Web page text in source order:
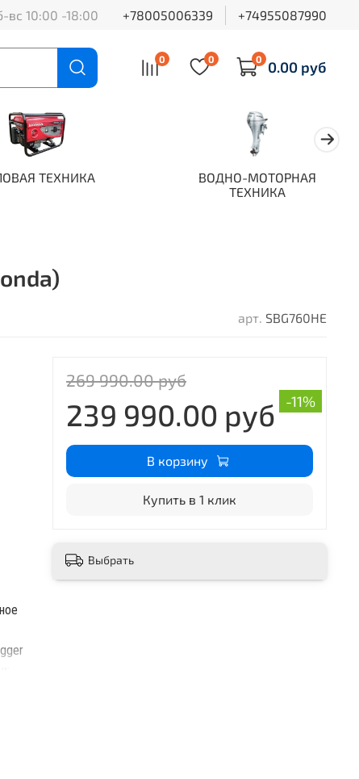
вс 10:00 -18:00 +78005006339 +74955087990
0 0 0 0.00 руб
ТЕХНИКА
ВОДНО-МОТОРНАЯ
ТЕХНИКА
арт. SBG760HE
269 990.00 руб
239 990.00 руб -11%
В корзину
Купить в 1 клик
Выбрать